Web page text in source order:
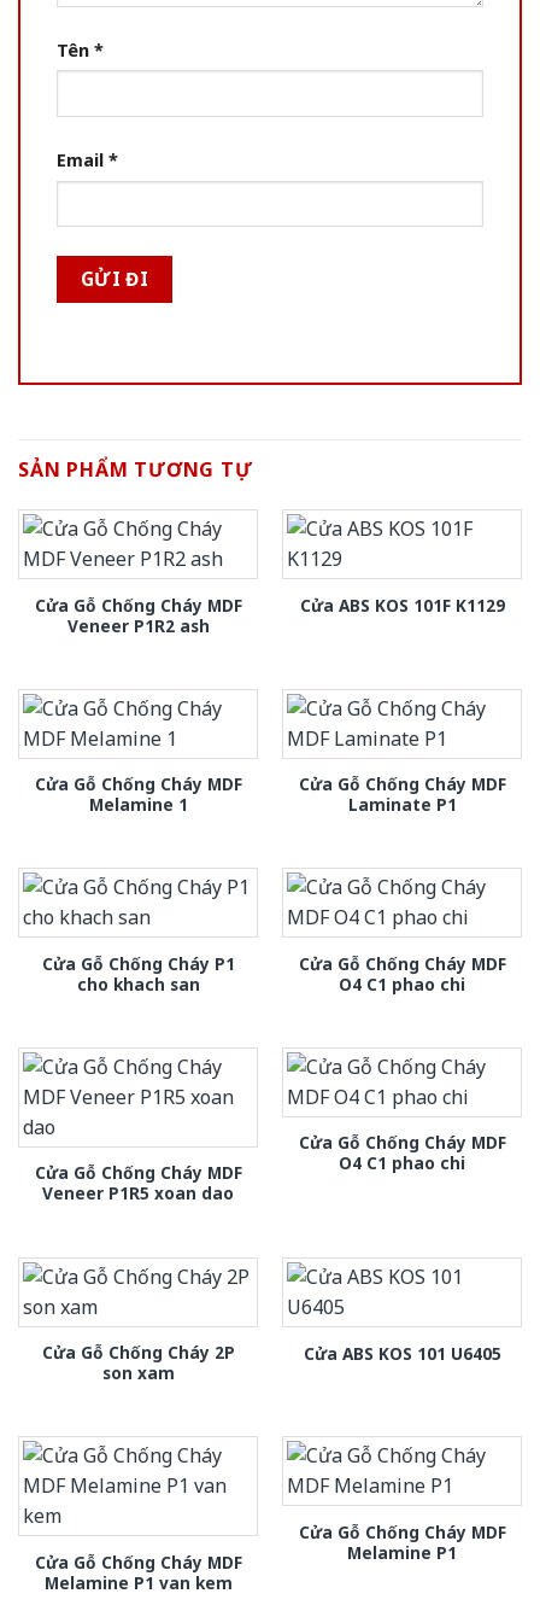
Tên *
Email *
SẢN PHẨM TƯƠNG TỰ
Cửa Gỗ Chống Cháy MDF
Veneer P1R2 ash
Cửa ABS KOS 101F K1129
Cửa Gỗ Chống Cháy MDF
Melamine 1
Cửa Gỗ Chống Cháy MDF
Laminate P1
Cửa Gỗ Chống Cháy P1
cho khach san
Cửa Gỗ Chống Cháy MDF
O4 C1 phao chi
Cửa Gỗ Chống Cháy MDF
Veneer P1R5 xoan dao
Cửa Gỗ Chống Cháy MDF
O4 C1 phao chi
Cửa Gỗ Chống Cháy 2P
son xam
Cửa ABS KOS 101 U6405
Cửa Gỗ Chống Cháy MDF
Melamine P1 van kem
Cửa Gỗ Chống Cháy MDF
Melamine P1